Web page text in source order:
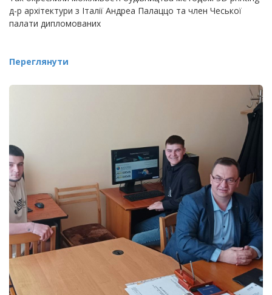
д-р архітектури з Італії Андреа Палаццо та член Чеської
палати дипломованих
Переглянути